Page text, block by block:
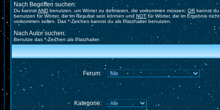
Nach Begriffen suchen:
Du kannstAND benutzen, um Wörter zu definieren, die vorkommen müssen; OR kannst du
benutzen für Wörter, die im Resultat sein können und NOT für Wörter, die im Ergebnis nicht
vorkommen sollen. Das *-Zeichen kannst du als Platzhalter benutzen.
Nach Autor suchen:
Benutze das *-Zeichen als Platzhalter
Forum:
Kategorie: